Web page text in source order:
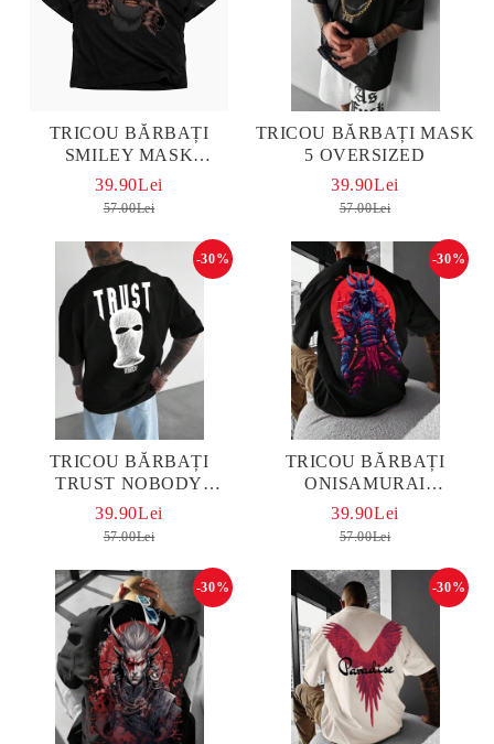
TRICOU BĂRBAȚI
SMILEY MASK
OVERSIZED
39.90Lei
57.00Lei
TRICOU BĂRBAȚI MASK
5 OVERSIZED
39.90Lei
57.00Lei
TRICOU BĂRBAȚI
TRUST NOBODY
OVERSIZED
-30%
39.90Lei
57.00Lei
TRICOU BĂRBAȚI
ONISAMURAI
OVERSIZED
-30%
39.90Lei
57.00Lei
-30% -30%